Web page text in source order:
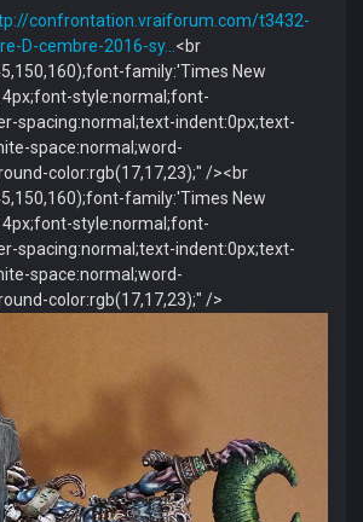
confrontation.vraiforum.com/t3432-
D-cembre-2016-sy…<br
family:'Times New
style:normal;font-
spacing:normal;text-indent:0px;text-
space:normal;word-
color:rgb(17,17,23);" /><br
family:'Times New
style:normal;font-
spacing:normal;text-indent:0px;text-
space:normal;word-
color:rgb(17,17,23);" />